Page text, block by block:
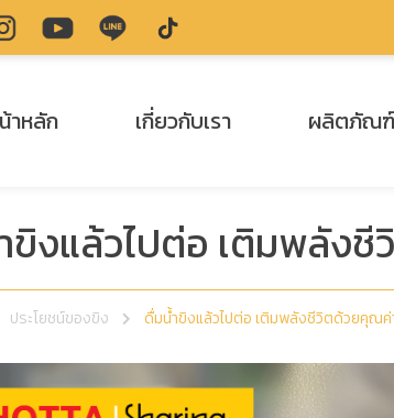
าหลัก เกี่ยวกับเรา ผลิตภัณฑ์
ขิงแล้วไปต่อ เติมพลัง
ประโยชน์ของขิง ดื่มน้ำขิงแล้วไปต่อ เติมพลังชีวิตด้วยคุณค่